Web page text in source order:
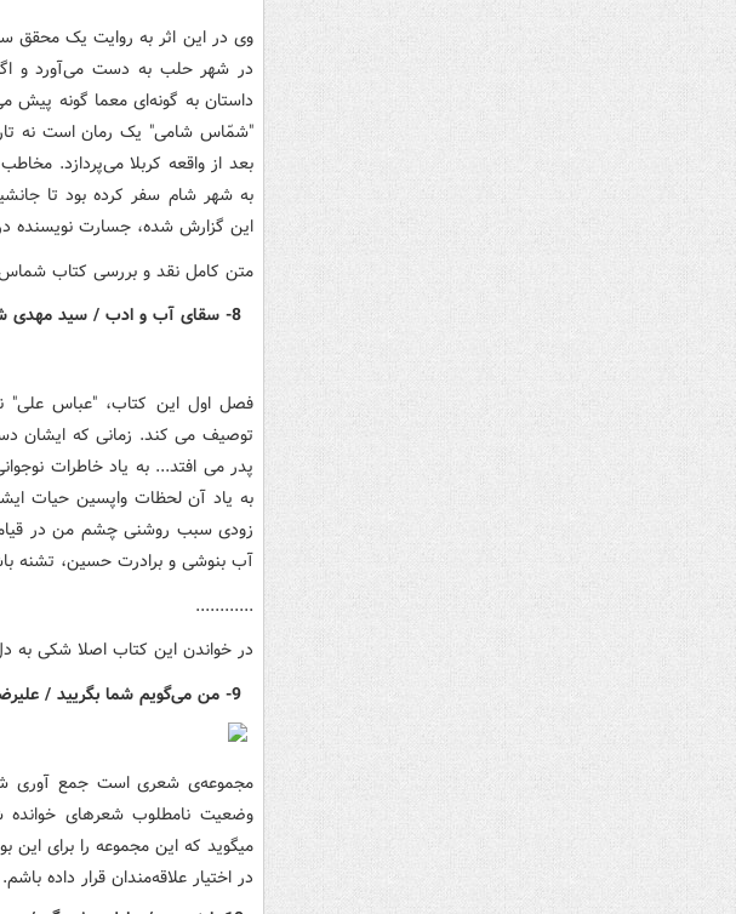
وی در این اثر به روایت یک محقق
در شهر حلب به دست می‌آورد و اگر
داستان به گونه‌ای معما گونه پیش
"شمّاس شامی" یک رمان است نه
بعد از واقعه کربلا می‌پردازد.
به شهر شام سفر کرده بود تا
این گزارش شده‌‌، جسارت نویسنده
متن کامل نقد و بررسی کتاب
فصل اول این کتاب، "عباس علی"
توصیف می کند. زمانی که ایشان
پدر می افتد... به یاد خاطرات
به یاد آن لحظات واپسین حیات
زودی سبب روشنی چشم من در
آب بنوشی و برادرت حسین، تشنه
............
در خواندن این کتاب اصلا شکی به
مجموعه‌ی شعری است جمع آوری
وضعیت نامطلوب شعرهای خوانده
میگوید که این مجموعه را برای
در اختیار علاقه‌مندان قرار داده باشم.